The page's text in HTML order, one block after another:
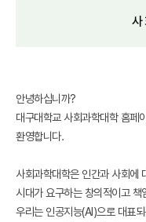
안녕하십니까?
대구대학교 사회과학대학 홈페
환영합니다.
사회과학대학은 인간과 사회에
시대가 요구하는 창의적이고
우리는 인공지능(AI)으로 대표